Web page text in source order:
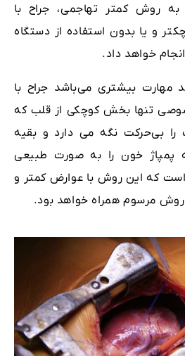
روش کمتر تهاجمی، جراح با
و یا بدون استفاده از دستگاه
خواهد داد.
مهارت بیشتری می‌باشد جراح با
تنها بخش کوچکی از قلب که
بی‌حرکت نگه می دارد و بقیه
خون را به صورت طبیعی
که این روش با عوارض کمتر و
مرسوم همراه خواهد بود.